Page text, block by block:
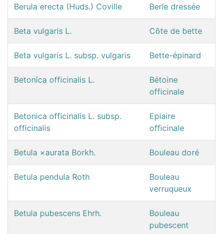
Berula erecta (Huds.) Coville Berle dressée
Beta vulgaris L. Côte de bette
Beta vulgaris L. subsp. vulgaris Bette-épinard
Betonica officinalis L.
Bétoine
officinale
Betonica officinalis L. subsp.
officinalis
Epiaire
officinale
Betula ×aurata Borkh. Bouleau doré
Betula pendula Roth
Bouleau
verruqueux
Betula pubescens Ehrh.
Bouleau
pubescent